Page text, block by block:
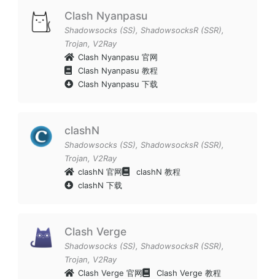
Clash Nyanpasu
Shadowsocks (SS), ShadowsocksR (SSR),
Trojan, V2Ray
Clash Nyanpasu 官网
Clash Nyanpasu 教程
Clash Nyanpasu 下载
clashN
Shadowsocks (SS), ShadowsocksR (SSR),
Trojan, V2Ray
clashN 官网
clashN 教程
clashN 下载
Clash Verge
Shadowsocks (SS), ShadowsocksR (SSR),
Trojan, V2Ray
Clash Verge 官网
Clash Verge 教程